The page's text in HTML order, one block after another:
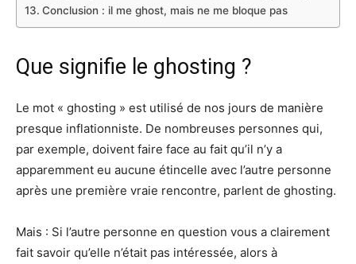
Conclusion : il me ghost, mais ne me bloque pas
Que signifie le ghosting ?
Le mot « ghosting » est utilisé de nos jours de manière
presque inflationniste. De nombreuses personnes qui,
par exemple, doivent faire face au fait qu’il n’y a
apparemment eu aucune étincelle avec l’autre personne
après une première vraie rencontre, parlent de ghosting.
Mais : Si l’autre personne en question vous a clairement
fait savoir qu’elle n’était pas intéressée, alors à